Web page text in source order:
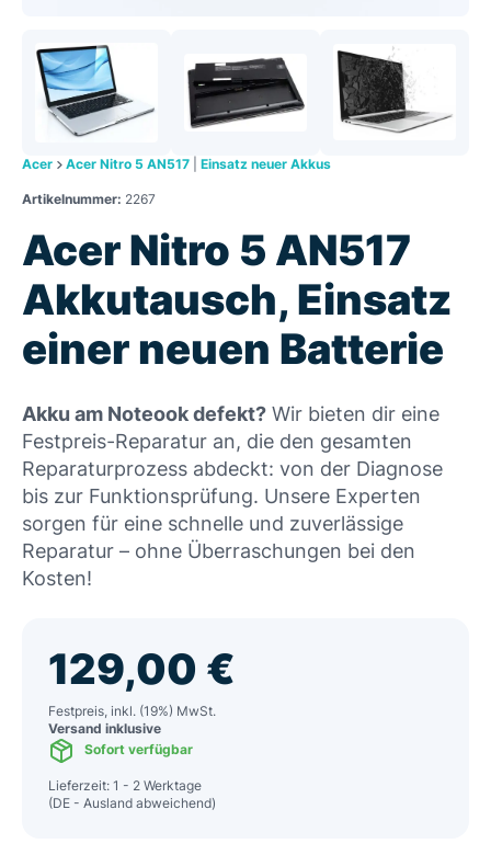
Acer Acer Nitro 5 AN517 Einsatz neuer Akkus
Artikelnummer: 2267
Acer Nitro 5 AN517
Akkutausch, Einsatz
einer neuen Batterie
Akku am Noteook defekt? Wir bieten dir eine
Festpreis-Reparatur an, die den gesamten
Reparaturprozess abdeckt: von der Diagnose
bis zur Funktionsprüfung. Unsere Experten
sorgen für eine schnelle und zuverlässige
Reparatur – ohne Überraschungen bei den
Kosten!
129,00 €
Festpreis, inkl. (19%) MwSt.
Versand inklusive
Sofort verfügbar
Lieferzeit: 1 - 2 Werktage
(DE - Ausland abweichend)